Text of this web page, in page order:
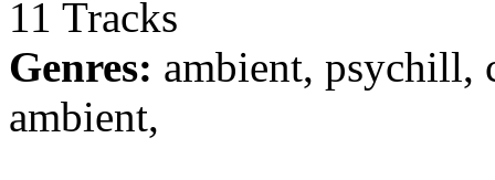
11 Tracks
Genres: ambient, psychill,
ambient,